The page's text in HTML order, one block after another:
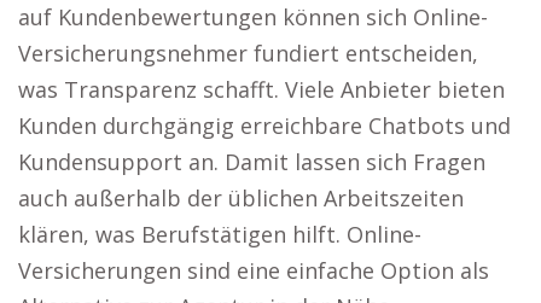
auf Kundenbewertungen können sich Online-
Versicherungsnehmer fundiert entscheiden,
was Transparenz schafft. Viele Anbieter bieten
Kunden durchgängig erreichbare Chatbots und
Kundensupport an. Damit lassen sich Fragen
auch außerhalb der üblichen Arbeitszeiten
klären, was Berufstätigen hilft. Online-
Versicherungen sind eine einfache Option als